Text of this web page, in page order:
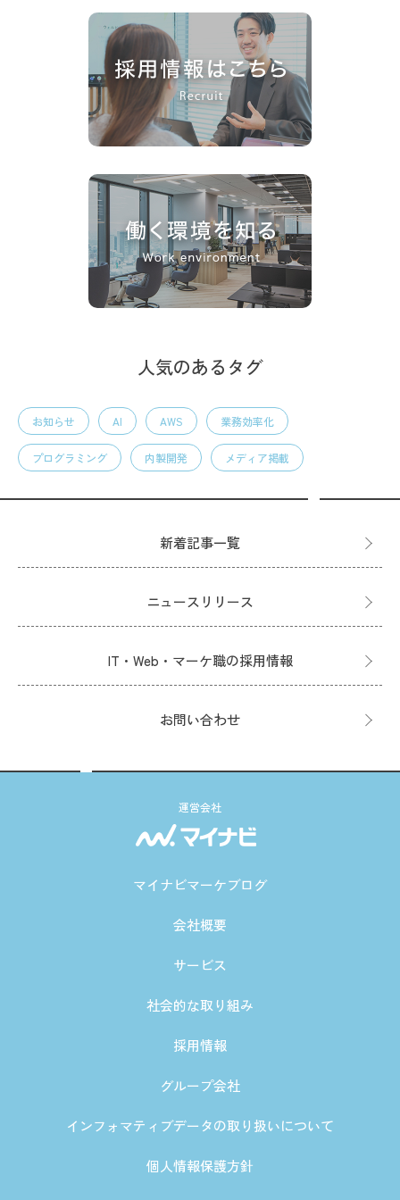
人気のあるタグ
お知らせ AI AWS 業務効率化
プログラミング 内製開発 メディア掲載
新着記事一覧
ニュースリリース
IT・Web・マーケ職の採用情報
お問い合わせ
運営会社
マイナビマーケブログ
会社概要
サービス
社会的な取り組み
採用情報
グループ会社
インフォマティブデータの取り扱いについて
個人情報保護方針